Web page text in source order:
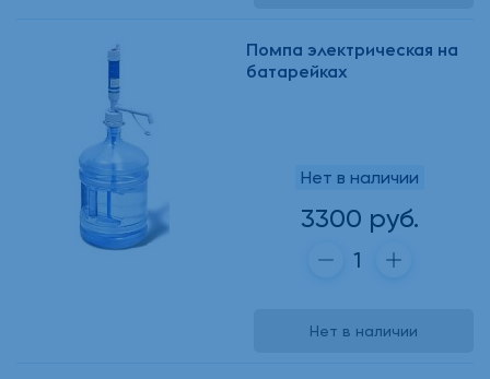
Помпа электрическая на
батарейках
Нет в наличии
3300 руб.
Нет в наличии